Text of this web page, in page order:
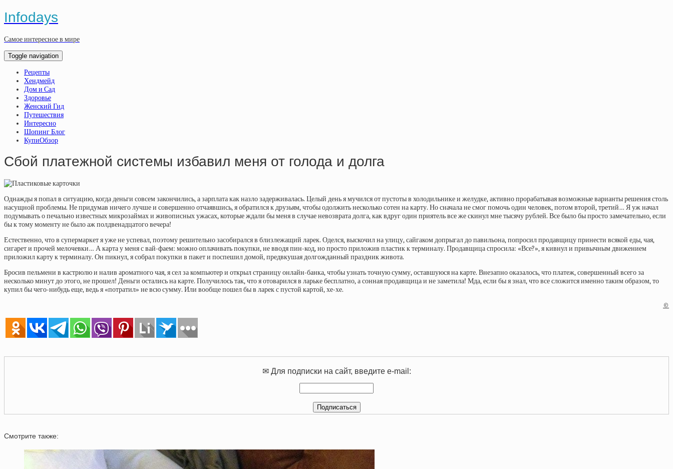
Infodays
Самое интересное в мире
Toggle navigation
Рецепты
Хендмейд
Дом и Сад
Здоровье
Женский Гид
Путешествия
Интересно
Шопинг Блог
КупиОбзор
Сбой платежной системы избавил меня от голода и долга
Однажды я попал в ситуацию, когда деньги совсем закончились, а зарплата как назло задерживалась. Целый день я мучился от пустоты в холодильнике и желудке, активно прорабатывая возможные варианты решения столь
насущной проблемы. Не придумав ничего лучше и совершенно отчаявшись, я обратился к друзьям, чтобы одолжить несколько сотен на карту. Но сначала не смог помочь один человек, потом второй, третий… Я уж начал
подумывать о печально известных микрозаймах и живописных ужасах, которые ждали бы меня в случае невозврата долга, как вдруг один приятель все же скинул мне тысячу рублей. Все было бы просто замечательно, если
бы к тому моменту не было аж полдвенадцатого вечера!
Естественно, что в супермаркет я уже не успевал, поэтому решительно засобирался в близлежащий ларек. Оделся, выскочил на улицу, сайгаком допрыгал до павильона, попросил продавщицу принести всякой еды, чая,
сигарет и прочей мелочевки… А карта у меня с вай-фаем: можно оплачивать покупки, не вводя пин-код, но просто приложив пластик к терминалу. Продавщица спросила: «Все?», я кивнул и привычным движением
приложил карту к терминалу. Он пикнул, я собрал покупки в пакет и поспешил домой, предвкушая долгожданный праздник живота.
Бросив пельмени в кастрюлю и налив ароматного чая, я сел за компьютер и открыл страницу онлайн-банка, чтобы узнать точную сумму, оставшуюся на карте. Внезапно оказалось, что платеж, совершенный всего за
несколько минут до этого, не прошел! Деньги остались на карте. Получилось так, что я отоварился в ларьке бесплатно, а сонная продавщица и не заметила! Мда, если бы я знал, что все сложится именно таким образом, то
купил бы чего-нибудь еще, ведь я «потратил» не всю сумму. Или вообще пошел бы в ларек с пустой картой, хе-хе.
©
✉ Для подписки на сайт, введите e-mail:
Смотрите также: